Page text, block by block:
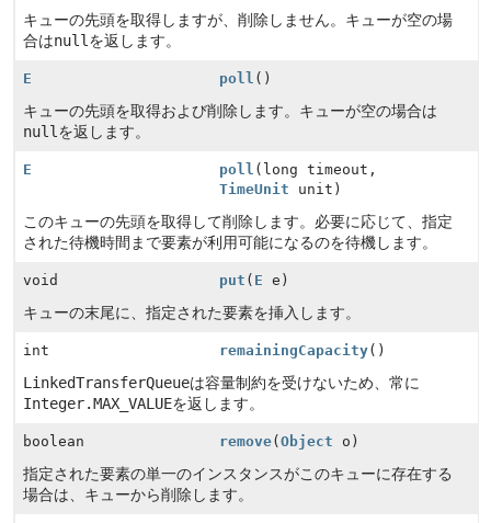
キューの先頭を取得しますが、削除しません。キューが空の場
合はnull を返します。
E poll ()
キューの先頭を取得および削除します。キューが空の場合は
null を返します。
E poll (long timeout,
TimeUnit unit)
このキューの先頭を取得して削除します。必要に応じて、指定
された待機時間まで要素が利用可能になるのを待機します。
void put ( E e)
キューの末尾に、指定された要素を挿入します。
int remainingCapacity()
LinkedTransferQueueは容量制約を受けないため、常に
Integer.MAX_VALUEを返します。
boolean remove(Object o)
指定された要素の単一のインスタンスがこのキューに存在する
場合は、キューから削除します。